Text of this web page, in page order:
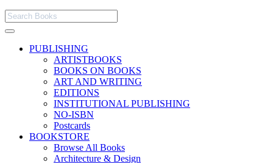
PUBLISHING
ARTISTBOOKS
BOOKS ON BOOKS
ART AND WRITING
EDITIONS
INSTITUTIONAL PUBLISHING
NO-ISBN
Postcards
BOOKSTORE
Browse All Books
Architecture & Design